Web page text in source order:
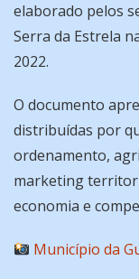
elaborado pelos
Serra da Estrela
2022.
O documento
distribuídas por
ordenamento,
marketing
economia e
Município da